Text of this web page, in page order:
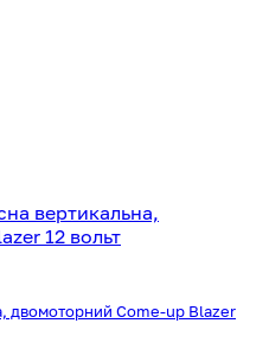
двомоторний Come-up Blazer